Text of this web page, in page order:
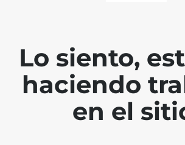
Lo siento,
haciendo
en el